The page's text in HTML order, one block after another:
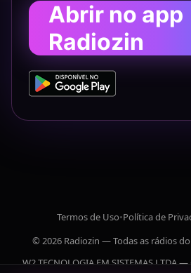
Abrir no app
Radiozin
Termos de Uso•Política de
© 2026 Radiozin — Todas as rádios
W2 TECNOLOGIA EM SISTEMAS LTDA